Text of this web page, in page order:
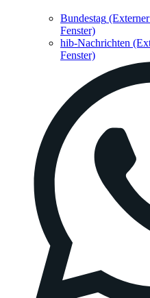
Bundestag
Fenster)
hib-Nachrichten
Fenster)